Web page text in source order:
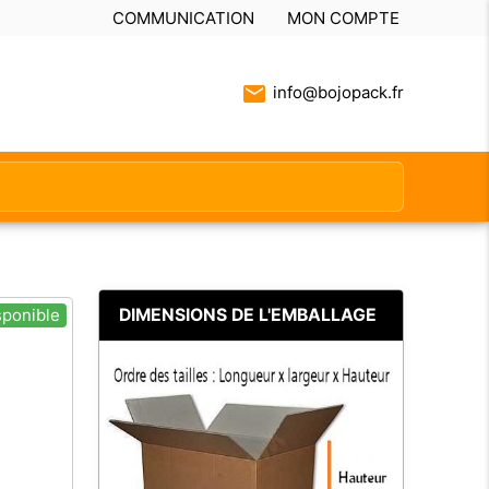
COMMUNICATION MON COMPTE
info@bojopack.fr
DIMENSIONS DE L'EMBALLAGE